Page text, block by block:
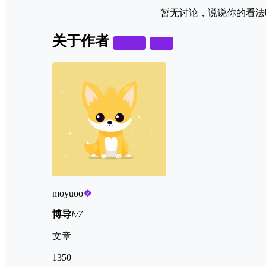
暂无讨论，说说你的看
关于作者
moyuoo
博导lv7
文章
1350